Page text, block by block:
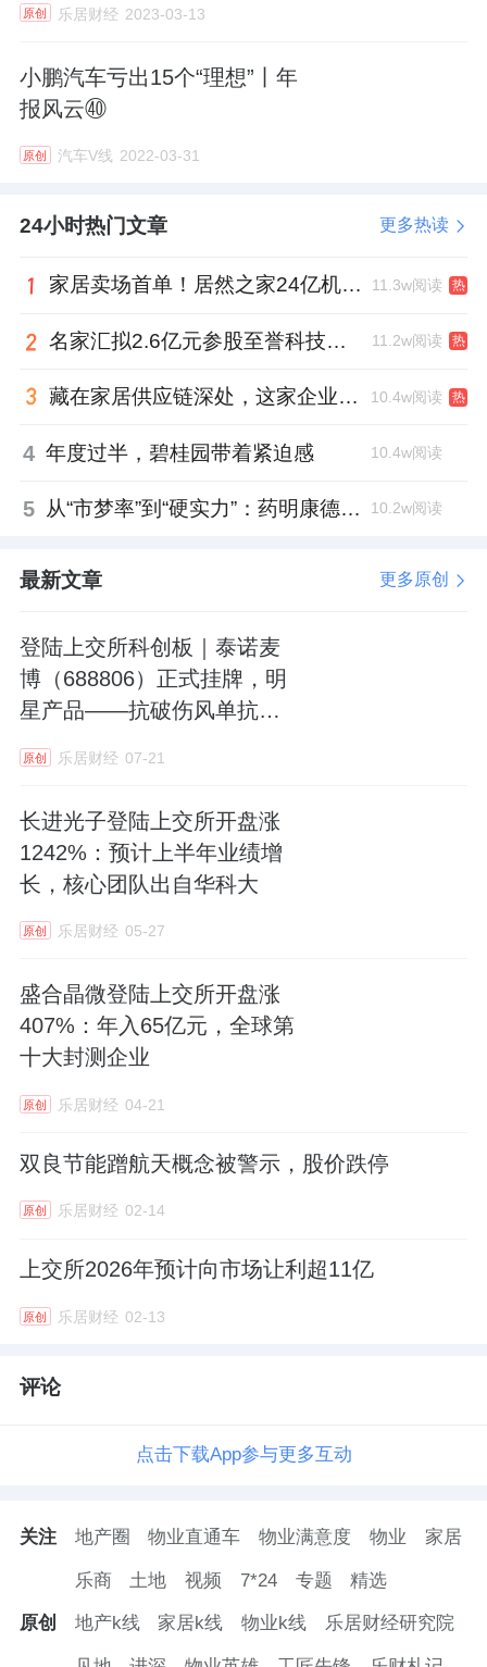
原创 乐居财经 2023-03-13
小鹏汽车亏出15个“理想”丨年
报风云㊵
原创 汽车V线 2022-03-31
24小时热门文章 更多热读
家居卖场首单！居然之家24亿机构间REITs获深交所无异议函 11.3w阅读 热
名家汇拟2.6亿元参股至誉科技，跨界布局工业级固态存储 11.2w阅读 热
藏在家居供应链深处，这家企业正在悄悄转型 10.4w阅读 热
4 年度过半，碧桂园带着紧迫感 10.4w阅读
5 从“市梦率”到“硬实力”：药明康德如何用业绩填平2021年估值鸿沟？ 10.2w阅读
最新文章 更多原创
登陆上交所科创板｜泰诺麦
博（688806）正式挂牌，明
星产品——抗破伤风单抗共
原创 乐居财经 07-21
长进光子登陆上交所开盘涨
1242%：预计上半年业绩增
长，核心团队出自华科大
原创 乐居财经 05-27
盛合晶微登陆上交所开盘涨
407%：年入65亿元，全球第
十大封测企业
原创 乐居财经 04-21
双良节能蹭航天概念被警示，股价跌停
原创 乐居财经 02-14
上交所2026年预计向市场让利超11亿
原创 乐居财经 02-13
评论
点击下载App参与更多互动
关注 地产圈 物业直通车 物业满意度 物业 家居
乐商 土地 视频 7*24 专题 精选
原创 地产k线 家居k线 物业k线 乐居财经研究院